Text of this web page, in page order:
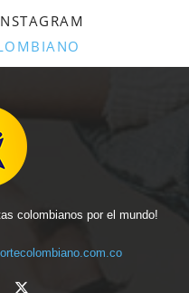
colombianos por el mundo!